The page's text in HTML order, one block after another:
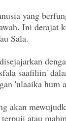
yang
Ini derajat
Sala.
saafiliin'
'ulaaika hum
akan
atau